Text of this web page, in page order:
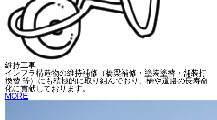
維持工事
インフラ構造物の維持補修（橋梁補修・塗装塗替・舗装打
換替 等）にも積極的に取り組んでおり、橋や道路の長寿命
化に貢献しております。
MORE